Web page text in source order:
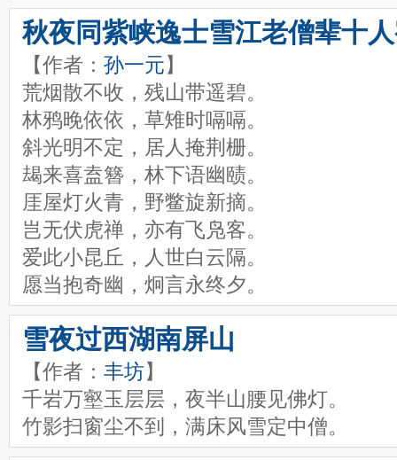
秋夜同紫峡逸士雪江老僧辈十
【作者： 孙一元 】
荒烟散不收，残山带遥碧。
林鸦晚依依，草雉时嗝嗝。
斜光明不定，居人掩荆栅。
朅来喜盍簪，林下语幽赜。
厓屋灯火青，野鳖旋新摘。
岂无伏虎禅，亦有飞凫客。
爱此小昆丘，人世白云隔。
愿当抱奇幽，炯言永终夕。
雪夜过西湖南屏山
【作者： 丰坊】
千岩万壑玉层层，夜半山腰见佛灯。
竹影扫窗尘不到，满床风雪定中僧。